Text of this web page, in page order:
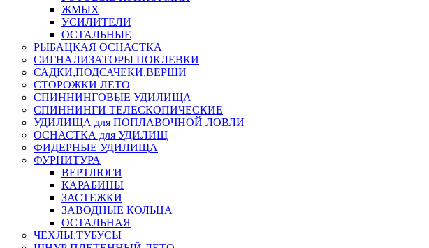
ЖМЫХ
УСИЛИТЕЛИ
ОСТАЛЬНЫЕ
РЫБАЦКАЯ ОСНАСТКА
СИГНАЛИЗАТОРЫ ПОКЛЕВКИ
САДКИ,ПОДСАЧЕКИ,ВЕРШИ
СТОРОЖКИ ЛЕТО
СПИННИНГОВЫЕ УДИЛИЩА
СПИННИНГИ ТЕЛЕСКОПИЧЕСКИЕ
УДИЛИЩА для ПОПЛАВОЧНОЙ ЛОВЛИ
ОСНАСТКА для УДИЛИЩ
ФИДЕРНЫЕ УДИЛИЩА
ФУРНИТУРА
ВЕРТЛЮГИ
КАРАБИНЫ
ЗАСТЕЖКИ
ЗАВОДНЫЕ КОЛЬЦА
ОСТАЛЬНАЯ
ЧЕХЛЫ,ТУБУСЫ